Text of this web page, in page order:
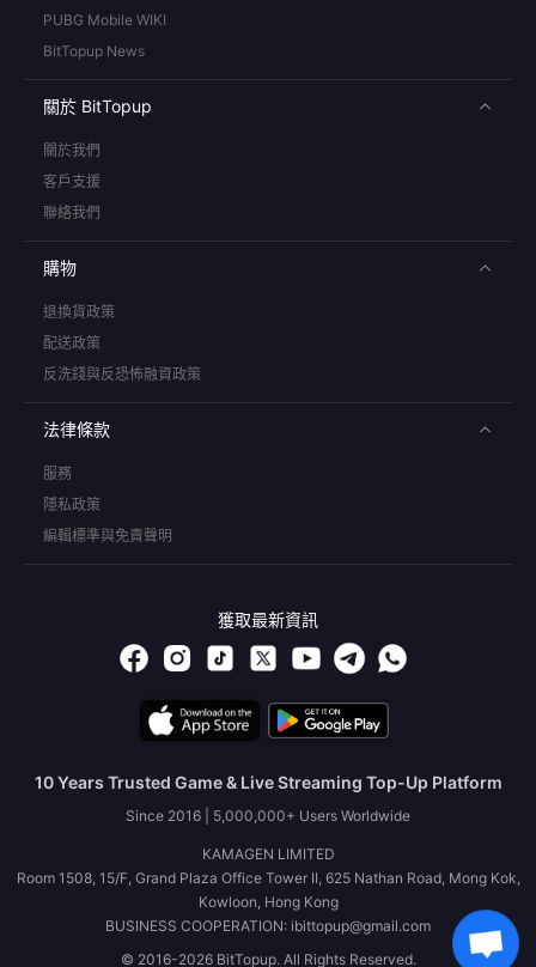
PUBG Mobile WIKI
BitTopup News
關於 BitTopup
關於我們
客戶支援
聯絡我們
購物
退換貨政策
配送政策
反洗錢與反恐怖融資政策
法律條款
服務
隱私政策
編輯標準與免責聲明
獲取最新資訊
10 Years Trusted Game & Live Streaming Top-Up Platform
Since 2016 | 5,000,000+ Users Worldwide
KAMAGEN LIMITED
Room 1508, 15/F, Grand Plaza Office Tower II, 625 Nathan Road, Mong Kok,
Kowloon, Hong Kong
BUSINESS COOPERATION: ibittopup@gmail.com
© 2016-2026 BitTopup. All Rights Reserved.